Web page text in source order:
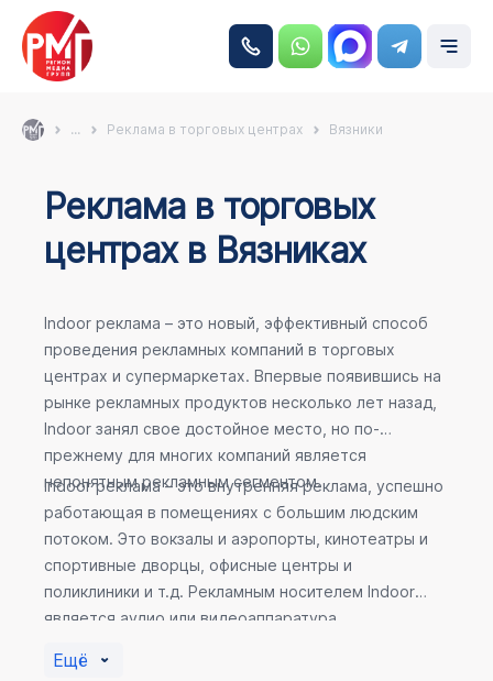
... Реклама в торговых центрах Вязники
Реклама в торговых
центрах в Вязниках
Indoor реклама – это новый, эффективный способ
проведения рекламных компаний в торговых
центрах и супермаркетах. Впервые появившись на
рынке рекламных продуктов несколько лет назад,
Indoor занял свое достойное место, но по-
прежнему для многих компаний является
непонятным рекламным сегментом.
Indoor реклама – это внутренняя реклама, успешно
работающая в помещениях с большим людским
потоком. Это вокзалы и аэропорты, кинотеатры и
спортивные дворцы, офисные центры и
поликлиники и т.д. Рекламным носителем Indoor
является аудио или видеоаппаратура,
эффективность приносит такой вид рекламы в
Ещё